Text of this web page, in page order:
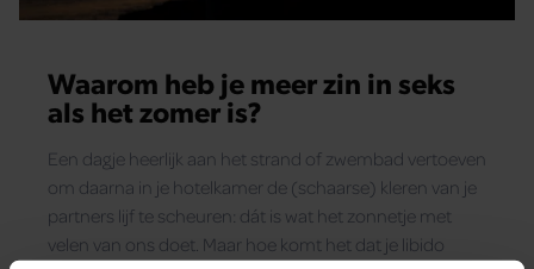
Waarom heb je meer zin in seks
als het zomer is?
Een dagje heerlijk aan het strand of zwembad vertoeven
om daarna in je hotelkamer de (schaarse) kleren van je
partners lijf te scheuren: dát is wat het zonnetje met
velen van ons doet. Maar hoe komt het dat je libido